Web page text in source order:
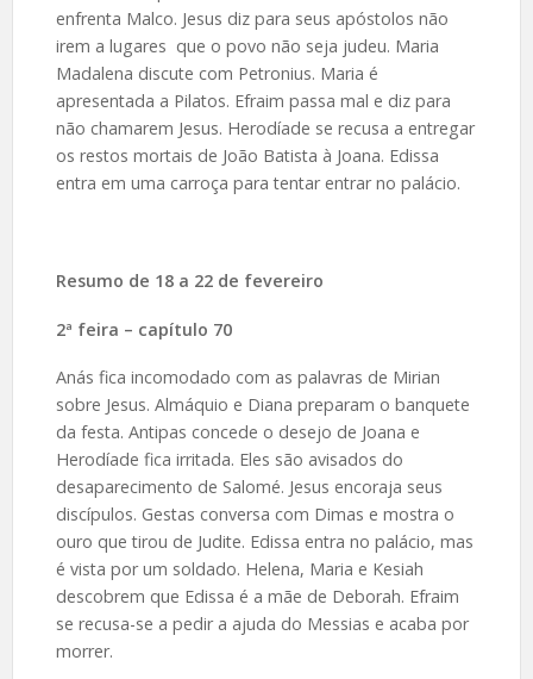
enfrenta Malco. Jesus diz para seus apóstolos não
irem a lugares que o povo não seja judeu. Maria
Madalena discute com Petronius. Maria é
apresentada a Pilatos. Efraim passa mal e diz para
não chamarem Jesus. Herodíade se recusa a entregar
os restos mortais de João Batista à Joana. Edissa
entra em uma carroça para tentar entrar no palácio.
Resumo de 18 a 22 de fevereiro
2ª feira – capítulo 70
Anás fica incomodado com as palavras de Mirian
sobre Jesus. Almáquio e Diana preparam o banquete
da festa. Antipas concede o desejo de Joana e
Herodíade fica irritada. Eles são avisados do
desaparecimento de Salomé. Jesus encoraja seus
discípulos. Gestas conversa com Dimas e mostra o
ouro que tirou de Judite. Edissa entra no palácio, mas
é vista por um soldado. Helena, Maria e Kesiah
descobrem que Edissa é a mãe de Deborah. Efraim
se recusa-se a pedir a ajuda do Messias e acaba por
morrer.